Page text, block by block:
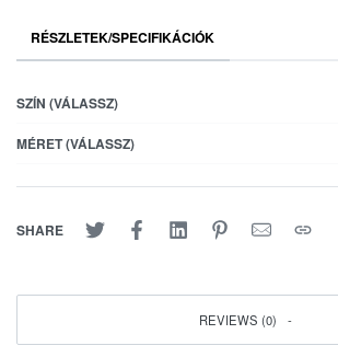
RÉSZLETEK/SPECIFIKÁCIÓK
SZÍN (VÁLASSZ)
MÉRET (VÁLASSZ)
SHARE
REVIEWS (0)